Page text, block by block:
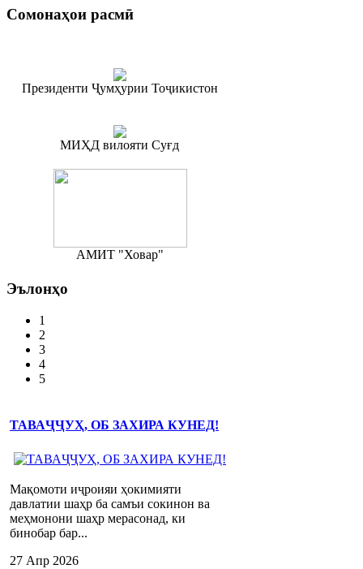
Сомонаҳои расмӣ
Президенти Ҷумҳурии Тоҷикистон
МИҲД вилояти Суғд
АМИТ "Ховар"
Эълонҳо
1
2
3
4
5
ТАВАҶҶУҲ, ОБ ЗАХИРА КУНЕД!
Мақомоти иҷроияи ҳокимияти
давлатии шаҳр ба самъи сокинон ва
меҳмонони шаҳр мерасонад, ки
бинобар бар...
27 Апр 2026